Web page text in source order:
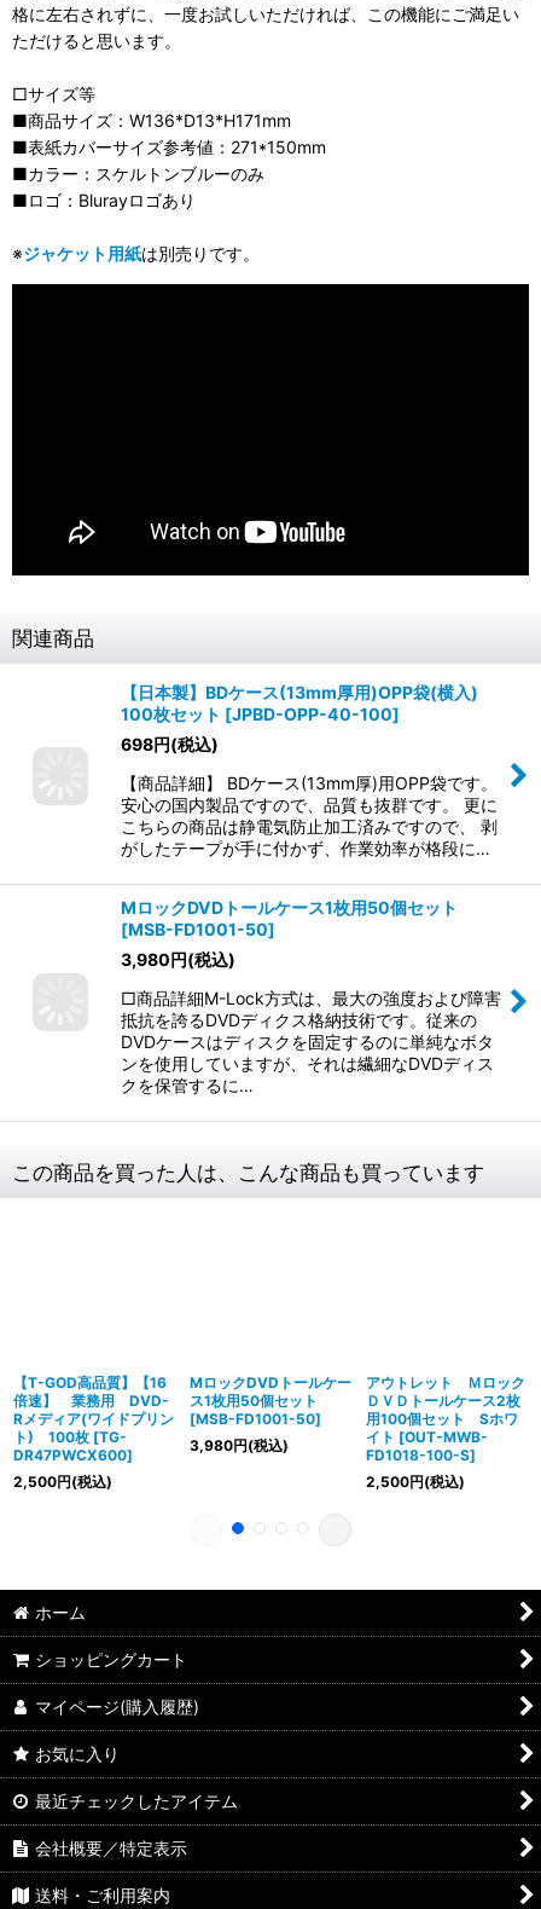
格に左右されずに、一度お試しいただければ、この機能にご満足い
ただけると思います。
□サイズ等
■商品サイズ：W136*D13*H171mm
■表紙カバーサイズ参考値：271*150mm
■カラー：スケルトンブルーのみ
■ロゴ：Blurayロゴあり
※ジャケット用紙は別売りです。
関連商品
【日本製】BDケース(13mm厚用)OPP袋(横入)
100枚セット [JPBD-OPP-40-100]
698円(税込)
【商品詳細】 BDケース(13mm厚)用OPP袋です。
安心の国内製品ですので、品質も抜群です。 更に
こちらの商品は静電気防止加工済みですので、 剥
がしたテープが手に付かず、作業効率が格段に…
MロックDVDトールケース1枚用50個セット
[MSB-FD1001-50]
3,980円(税込)
□商品詳細M-Lock方式は、最大の強度および障害
抵抗を誇るDVDディクス格納技術です。従来の
DVDケースはディスクを固定するのに単純なボタ
ンを使用していますが、それは繊細なDVDディス
クを保管するに…
この商品を買った人は、こんな商品も買っています
【T-GOD高品質】【16
倍速】 業務用 DVD-
Rメディア(ワイドプリン
ト) 100枚 [TG-
DR47PWCX600]
2,500円(税込)
MロックDVDトールケー
ス1枚用50個セット
[MSB-FD1001-50]
3,980円(税込)
アウトレット Ｍロック
ＤＶＤトールケース2枚
用100個セット Sホワ
イト [OUT-MWB-
FD1018-100-S]
2,500円(税込)
ホーム
ショッピングカート
マイページ(購入履歴)
お気に入り
最近チェックしたアイテム
会社概要／特定表示
送料・ご利用案内